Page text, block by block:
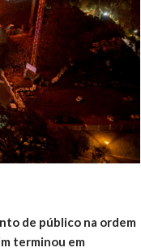
de público na ordem
terminou em